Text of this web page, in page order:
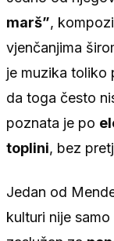
marš”,
vjenčanjima
je muzika toliko
da toga često
poznata je po
toplini, bez
Jedan od
kulturi nije